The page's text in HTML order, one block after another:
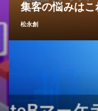
集客の悩みは
松永創